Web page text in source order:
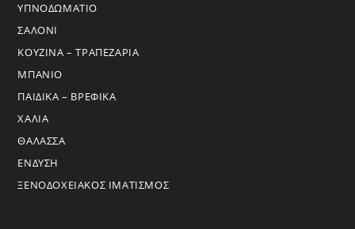
ΥΠΝΟΔΩΜΑΤΙΟ
ΣΑΛΟΝΙ
ΚΟΥΖΙΝΑ – ΤΡΑΠΕΖΑΡΙΑ
ΜΠΑΝΙΟ
ΠΑΙΔΙΚΑ – ΒΡΕΦΙΚΑ
ΧΑΛΙΑ
ΘΑΛΑΣΣΑ
ΕΝΔΥΣΗ
ΞΕΝΟΔΟΧΕΙΑΚΟΣ ΙΜΑΤΙΣΜΟΣ